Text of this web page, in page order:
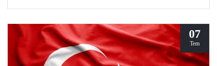
07
Tem